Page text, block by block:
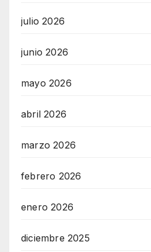
julio 2026
junio 2026
mayo 2026
abril 2026
marzo 2026
febrero 2026
enero 2026
diciembre 2025